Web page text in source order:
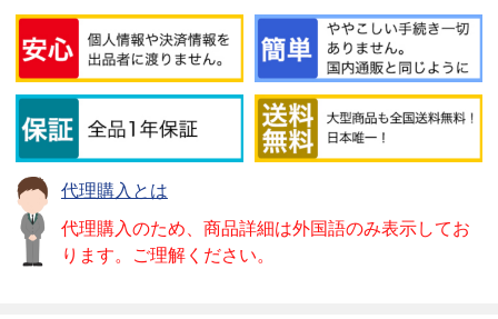
代理購入とは
代理購入のため、商品詳細は外国語のみ表示してお
ります。ご理解ください。